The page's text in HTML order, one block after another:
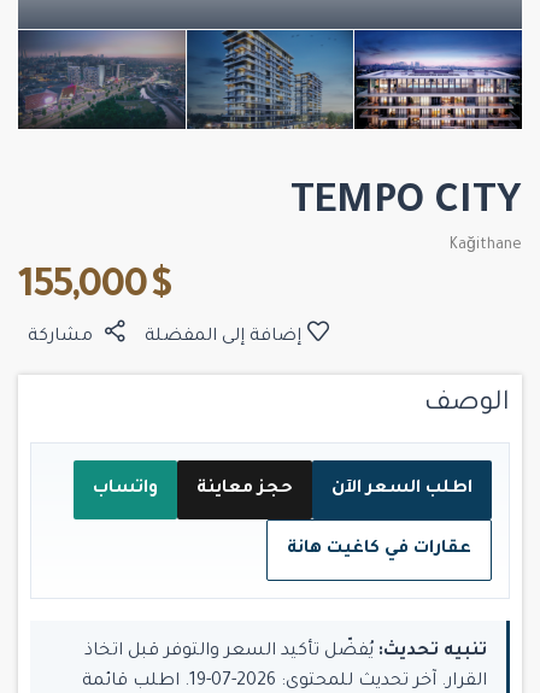
TEMPO CITY
Kağithane
$ 155,000
مشاركة إضافة إلى المفضلة
الوصف
اطلب السعر الآن حجز معاينة واتساب
عقارات في كاغيت هانة
تنبيه تحديث: يُفضّل تأكيد السعر والتوفر قبل اتخاذ
القرار. آخر تحديث للمحتوى: 2026-07-19. اطلب قائمة